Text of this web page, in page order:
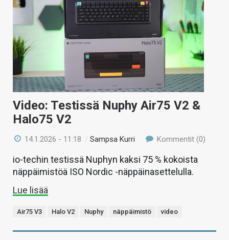
Video: Testissä Nuphy Air75 V2 &
Halo75 V2
14.1.2026 - 11:18 /Sampsa Kurri Kommentit (0)
io-techin testissä Nuphyn kaksi 75 % kokoista
näppäimistöä ISO Nordic -näppäinasettelulla.
Lue lisää
Air75 V3 Halo V2 Nuphy näppäimistö video